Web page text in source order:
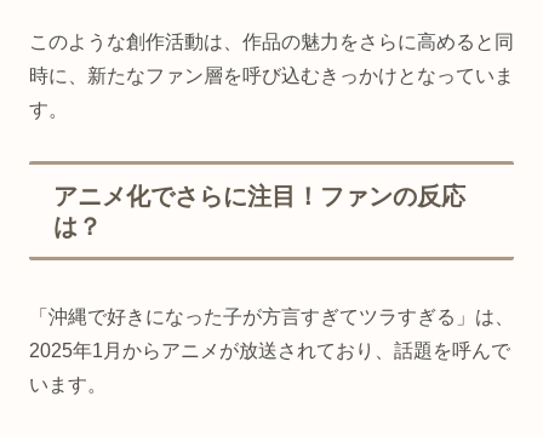
このような創作活動は、作品の魅力をさらに高めると同
時に、新たなファン層を呼び込むきっかけとなっていま
す。
アニメ化でさらに注目！ファンの反応
は？
「沖縄で好きになった子が方言すぎてツラすぎる」は、
2025年1月からアニメが放送されており、話題を呼んで
います。